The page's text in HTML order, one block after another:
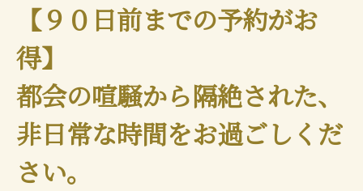
【９０日前までの予約がお
得】
都会の喧騒から隔絶された、
非日常な時間をお過ごしくだ
さい。